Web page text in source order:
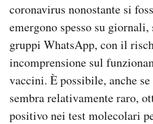
AREA PERSONALE
Newsletter
Notifiche mobile
Regala il Post
Hai bisogno di aiuto?
coronavirus nonostante si
emergono spesso su
gruppi WhatsApp, con il
incomprensione sul
vaccini. È possibile, anche
sembra relativamente raro,
positivo nei test molecolari